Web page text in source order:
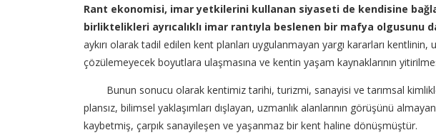
Rant ekonomisi, imar yetkilerini kullanan siyaseti de kendisine
birliktelikleri ayrıcalıklı imar rantıyla beslenen bir mafya olgusunu
aykırı olarak tadil edilen kent planları uygulanmayan yargı kararları kentlinin,
çözülemeyecek boyutlara ulaşmasına ve kentin yaşam kaynaklarının
Bunun sonucu olarak kentimiz tarihi, turizmi, sanayisi ve tarımsal
plansız, bilimsel yaklaşımları dışlayan, uzmanlık alanlarının görüşünü
kaybetmiş, çarpık sanayileşen ve yaşanmaz bir kent haline dönüşmüştür.